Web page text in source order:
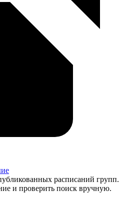
расписаний групп.
и проверить поиск вручную.